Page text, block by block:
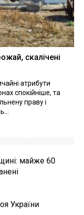
скалічені
атрибути
спокійніше, та
праву і
майже 60
України